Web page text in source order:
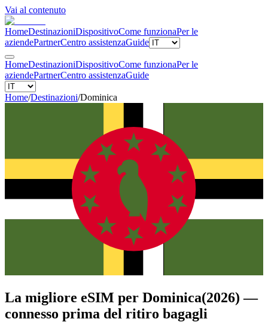
Vai al contenuto
HomeDestinazioniDispositivoCome funzionaPer le
aziendePartnerCentro assistenzaGuide
HomeDestinazioniDispositivoCome funzionaPer le
aziendePartnerCentro assistenzaGuide
Home/Destinazioni/Dominica
La migliore eSIM per Dominica(2026) —
connesso prima del ritiro bagagli